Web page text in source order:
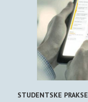
STUDENTSKE PRAKSE